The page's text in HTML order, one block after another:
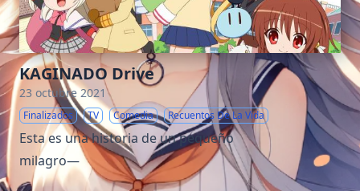
KAGINADO Drive
23 octubre 2021
Finalizados TV Comedia Recuentos De La Vida
Esta es una historia de un pequeño
milagro—